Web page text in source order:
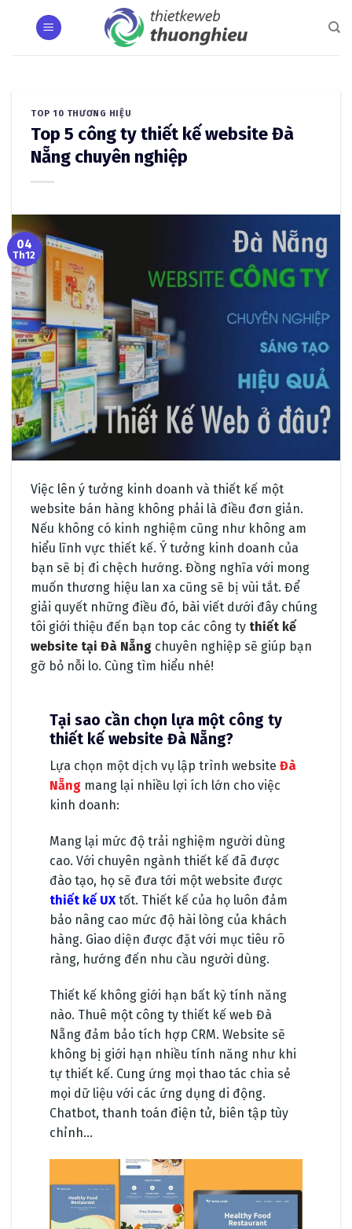
TOP 10 THƯƠNG HIỆU
Top 5 công ty thiết kế website Đà
Nẵng chuyên nghiệp
04
Th12
Việc lên ý tưởng kinh doanh và thiết kế một
website bán hàng không phải là điều đơn giản.
Nếu không có kinh nghiệm cũng như không am
hiểu lĩnh vực thiết kế. Ý tưởng kinh doanh của
bạn sẽ bị đi chệch hướng. Đồng nghĩa với mong
muốn thương hiệu lan xa cũng sẽ bị vùi tắt. Để
giải quyết những điều đó, bài viết dưới đây chúng
tôi giới thiệu đến bạn top các công ty thiết kế
website tại Đà Nẵng chuyên nghiệp sẽ giúp bạn
gỡ bỏ nỗi lo. Cùng tìm hiểu nhé!
Tại sao cần chọn lựa một công ty
thiết kế website Đà Nẵng?
Lựa chọn một dịch vụ lập trình website Đà
Nẵng mang lại nhiều lợi ích lớn cho việc
kinh doanh:
Mang lại mức độ trải nghiệm người dùng
cao. Với chuyên ngành thiết kế đã được
đào tạo, họ sẽ đưa tới một website được
thiết kế UXtốt. Thiết kế của họ luôn đảm
bảo nâng cao mức độ hài lòng của khách
hàng. Giao diện được đặt với mục tiêu rõ
ràng, hướng đến nhu cầu người dùng.
Thiết kế không giới hạn bất kỳ tính năng
nào. Thuê một công ty thiết kế web Đà
Nẵng đảm bảo tích hợp CRM. Website sẽ
không bị giới hạn nhiều tính năng như khi
tự thiết kế. Cung ứng mọi thao tác chia sẻ
mọi dữ liệu với các ứng dụng di động.
Chatbot, thanh toán điện tử, biên tập tùy
chỉnh…